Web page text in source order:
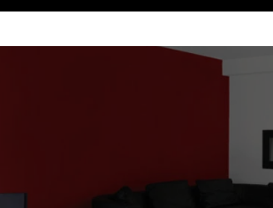
RAPID SI 10 ANI
CURATE SI USOR DE
si control rapid
Akos